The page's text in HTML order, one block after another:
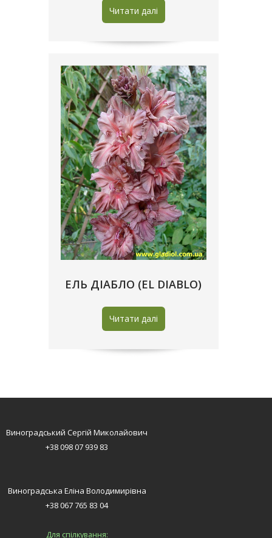
Читати далі
ЕЛЬ ДIАБЛО (EL DIABLO)
Читати далі
Виноградський Сергій Миколайович
+38 098 07 939 83
Виноградська Еліна Володимирівна
+38 067 765 83 04
Для спілкування: